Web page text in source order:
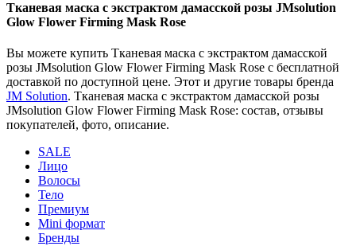
Тканевая маска с экстрактом дамасской розы JMsolution
Glow Flower Firming Mask Rose
Вы можете купить Тканевая маска с экстрактом дамасской
розы JMsolution Glow Flower Firming Mask Rose с бесплатной
доставкой по доступной цене. Этот и другие товары бренда
JM Solution. Тканевая маска с экстрактом дамасской розы
JMsolution Glow Flower Firming Mask Rose: состав, отзывы
покупателей, фото, описание.
SALE
Лицо
Волосы
Тело
Премиум
Mini формат
Бренды